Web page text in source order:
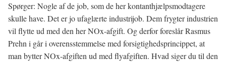
Spørger: Nogle af de job, som de her kontanthjælpsmodtagere
skulle have. Det er jo ufaglærte industrijob. Dem frygter industrien
vil flytte ud med den her NOx-afgift. Og derfor foreslår Rasmus
Prehn i går i overensstemmelse med forsigtighedsprincippet, at
man bytter NOx-afgiften ud med flyafgiften. Hvad siger du til den